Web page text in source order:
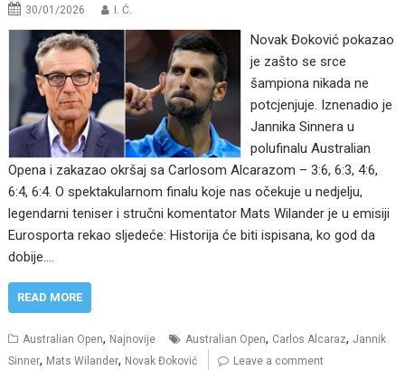
30/01/2026 I. Ć.
Novak Đoković pokazao
je zašto se srce
šampiona nikada ne
potcjenjuje. Iznenadio je
Jannika Sinnera u
polufinalu Australian
Opena i zakazao okršaj sa Carlosom Alcarazom – 3:6, 6:3, 4:6,
6:4, 6:4. O spektakularnom finalu koje nas očekuje u nedjelju,
legendarni teniser i stručni komentator Mats Wilander je u emisiji
Eurosporta rekao sljedeće: Historija će biti ispisana, ko god da
dobije.…
READ MORE
Australian Open, Najnovije Australian Open, Carlos Alcaraz,Jannik
Sinner, Mats Wilander, Novak Đoković Leave a comment